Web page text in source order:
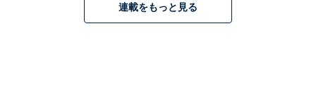
連載をもっと見る